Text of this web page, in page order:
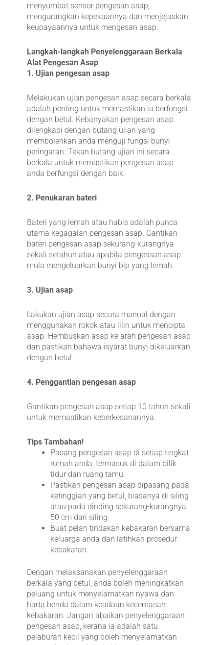
menyumbat sensor pengesan asap,
mengurangkan kepekaannya dan menjejaskan
keupayaannya untuk mengesan asap.
Langkah-langkah Penyelenggaraan Berkala
Alat Pengesan Asap
1. Ujian pengesan asap
Melakukan ujian pengesan asap secara berkala
adalah penting untuk memastikan ia berfungsi
dengan betul. Kebanyakan pengesan asap
dilengkapi dengan butang ujian yang
membolehkan anda menguji fungsi bunyi
peringatan. Tekan butang ujian ini secara
berkala untuk memastikan pengesan asap
anda berfungsi dengan baik.
2. Penukaran bateri
Bateri yang lemah atau habis adalah punca
utama kegagalan pengesan asap. Gantikan
bateri pengesan asap sekurang-kurangnya
sekali setahun atau apabila pengessan asap
mula mengeluarkan bunyi bip yang lemah.
3. Ujian asap
Lakukan ujian asap secara manual dengan
menggunakan rokok atau lilin untuk mencipta
asap. Hembuskan asap ke arah pengesan asap
dan pastikan bahawa isyarat bunyi dikeluarkan
dengan betul.
4. Penggantian pengesan asap
Gantikan pengesan asap setiap 10 tahun sekali
untuk memastikan keberkesanannya.
Tips Tambahan!
Pasang pengesan asap di setiap tingkat
rumah anda, termasuk di dalam bilik
tidur dan ruang tamu.
Pastikan pengesan asap dipasang pada
ketinggian yang betul, biasanya di siling
atau pada dinding sekurang-kurangnya
50 cm dari siling.
Buat pelan tindakan kebakaran bersama
keluarga anda dan latihkan prosedur
kebakaran.
Dengan melaksanakan penyelenggaraan
berkala yang betul, anda boleh meningkatkan
peluang untuk menyelamatkan nyawa dan
harta benda dalam keadaan kecemasan
kebakaran. Jangan abaikan penyelenggaraan
pengesan asap, kerana ia adalah satu
pelaburan kecil yang boleh menyelamatkan